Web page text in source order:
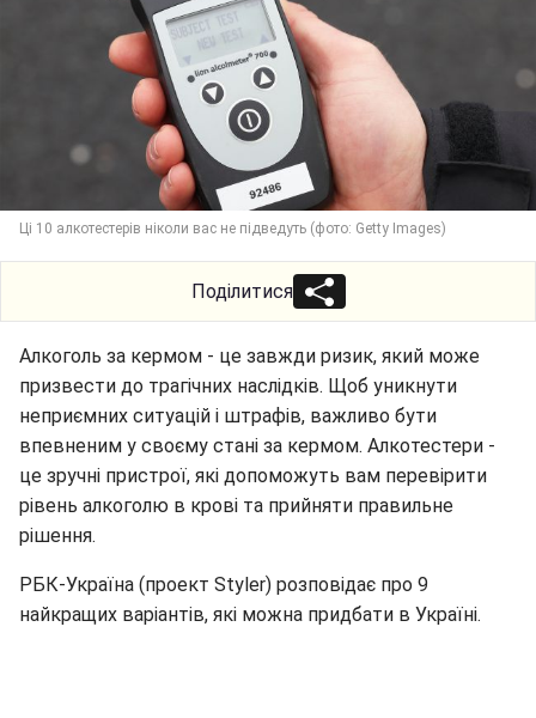
Ці 10 алкотестерів ніколи вас не підведуть (фото: Getty Images)
Поділитися
Алкоголь за кермом - це завжди ризик, який може
призвести до трагічних наслідків. Щоб уникнути
неприємних ситуацій і штрафів, важливо бути
впевненим у своєму стані за кермом. Алкотестери -
це зручні пристрої, які допоможуть вам перевірити
рівень алкоголю в крові та прийняти правильне
рішення.
РБК-Україна (проект Styler) розповідає про 9
найкращих варіантів, які можна придбати в Україні.